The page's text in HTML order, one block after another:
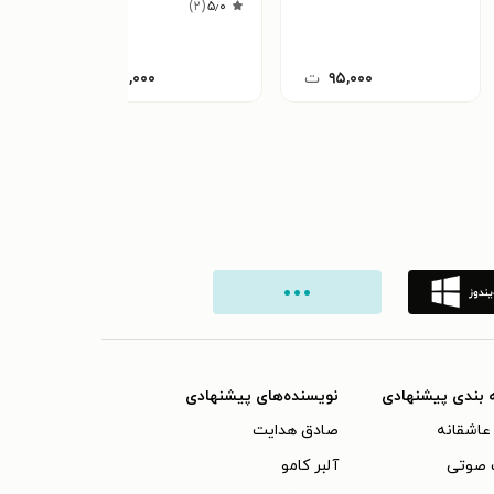
۹۵,۰۰۰ ت
۵٫۰(۲)
۴۷,۰۰۰
بندی پیشنهادی
صوتی
نویسنده‌های پیشنهادی
صادق هدایت
آلبر کامو